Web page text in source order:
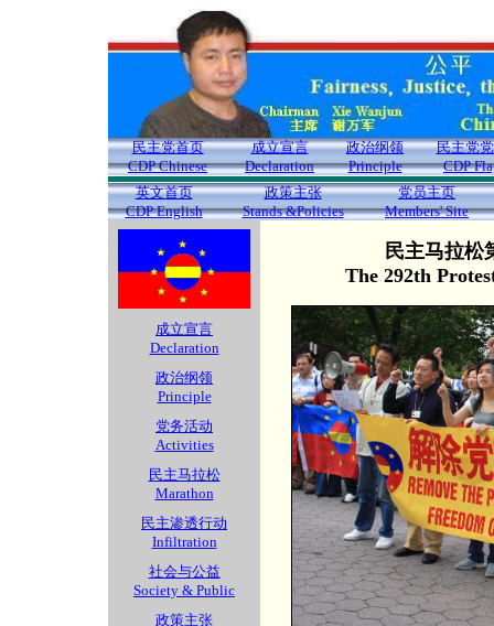
民主党首页
CDP Chinese
成立宣言
Declaration
政治纲领
Principle
民主党
CDP
英文首页
CDP English
政策主张
Stands &Policies
党员主页
Members' Site
成立宣言
Declaration
政治纲领
Principle
党务活动
Activities
民主马拉松
Marathon
民主渗透行动
Infiltration
社会与公益
Society & Public
政策主张
民主马拉松
The 292th